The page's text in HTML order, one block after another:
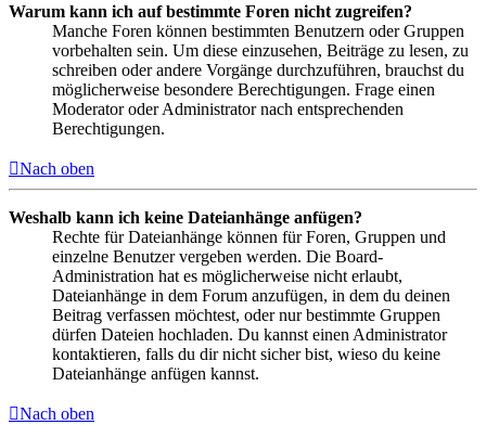
Warum kann ich auf bestimmte Foren nicht zugreifen?
Manche Foren können bestimmten Benutzern oder Gruppen
vorbehalten sein. Um diese einzusehen, Beiträge zu lesen, zu
schreiben oder andere Vorgänge durchzuführen, brauchst du
möglicherweise besondere Berechtigungen. Frage einen
Moderator oder Administrator nach entsprechenden
Berechtigungen.
Nach oben
Weshalb kann ich keine Dateianhänge anfügen?
Rechte für Dateianhänge können für Foren, Gruppen und
einzelne Benutzer vergeben werden. Die Board-
Administration hat es möglicherweise nicht erlaubt,
Dateianhänge in dem Forum anzufügen, in dem du deinen
Beitrag verfassen möchtest, oder nur bestimmte Gruppen
dürfen Dateien hochladen. Du kannst einen Administrator
kontaktieren, falls du dir nicht sicher bist, wieso du keine
Dateianhänge anfügen kannst.
Nach oben